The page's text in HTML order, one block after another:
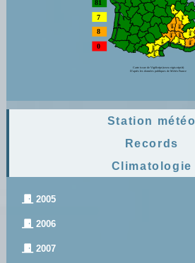
Station météo
Records
Climatologie
2005
2006
2007